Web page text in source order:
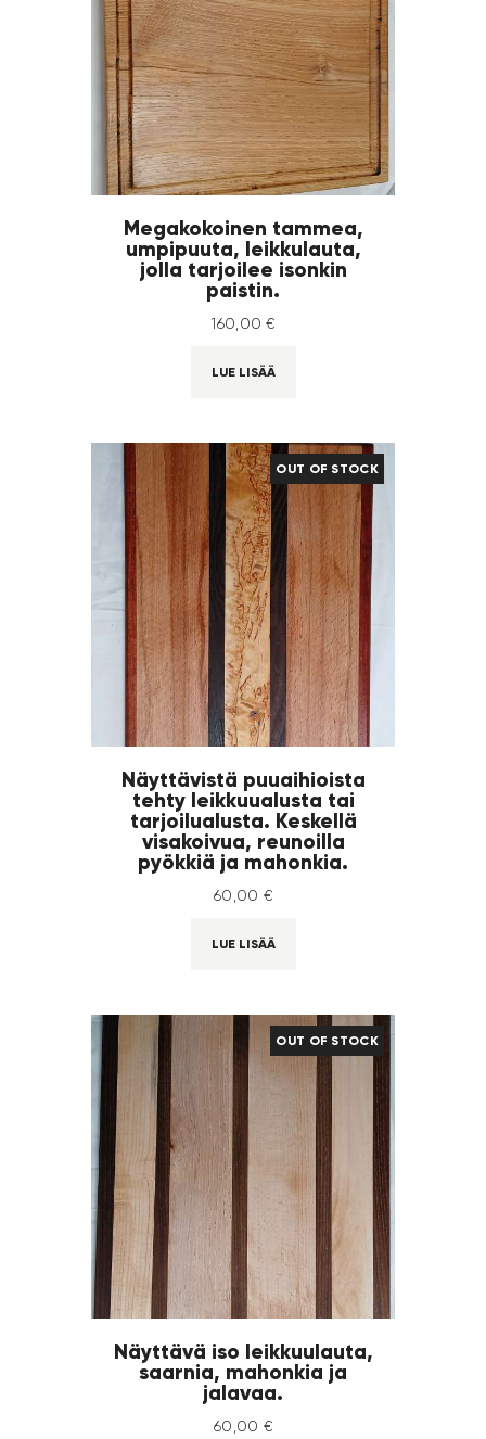
Megakokoinen tammea,
umpipuuta, leikkulauta,
jolla tarjoilee isonkin
paistin.
160 00 €
LUE LISÄÄ
OUT OF STOCK
Näyttävistä puuaihioista
tehty leikkuualusta tai
tarjoilualusta. Keskellä
visakoivua, reunoilla
pyökkiä ja mahonkia.
60 00 €
LUE LISÄÄ
OUT OF STOCK
Näyttävä iso leikkuulauta,
saarnia, mahonkia ja
jalavaa.
60 00 €